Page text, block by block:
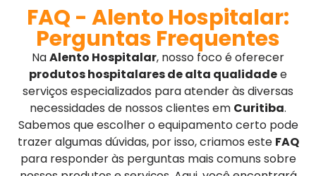
FAQ - Alento Hospitalar:
Perguntas Frequentes
NaAlento Hospitalar, nosso foco é oferecer
produtos hospitalares de alta qualidadee
serviços especializados para atender às diversas
necessidades de nossos clientes em Curitiba.
Sabemos que escolher o equipamento certo pode
trazer algumas dúvidas, por isso, criamos este FAQ
para responder às perguntas mais comuns sobre